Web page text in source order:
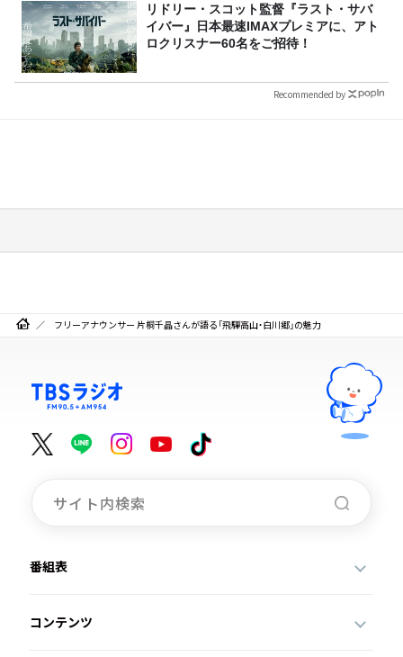
リドリー・スコット監督『ラスト・サバ
イバー』日本最速IMAXプレミアに、アト
ロクリスナー60名をご招待！
Recommended by
フリーアナウンサー 片桐千晶さんが語る「飛驒高山・白川郷」の魅力
番組表
コンテンツ